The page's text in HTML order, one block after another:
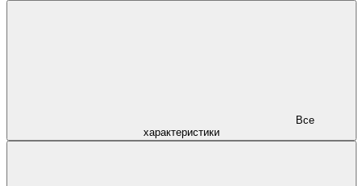
характеристики